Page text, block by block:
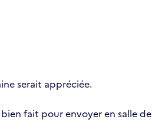
serait appréciée.
fait pour envoyer en salle